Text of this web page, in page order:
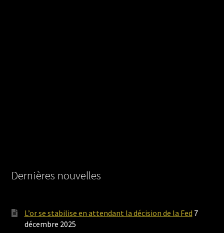
Dernières nouvelles
L’or se stabilise en attendant la décision de la Fed 7
décembre 2025